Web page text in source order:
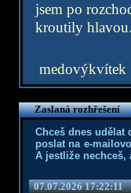
jsem po
kroutily hlavou.
medovýkvítek
Zaslaná rozhřešení
Chceš dnes udělat
poslat na e-
A jestliže
07.07.2026 17:22:11